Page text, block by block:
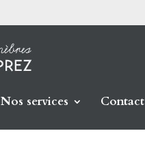
Nos services Contact